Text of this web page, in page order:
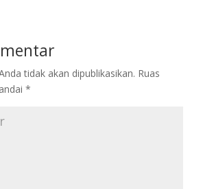
tidak akan dipublikasikan. Ruas
*